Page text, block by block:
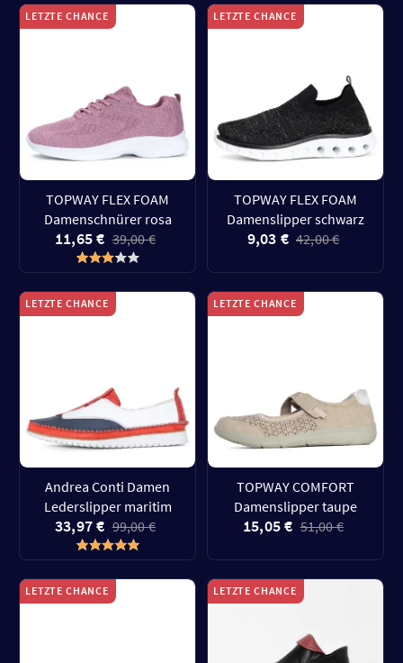
LETZTE CHANCE
TOPWAY FLEX FOAM
Damenschnürer rosa
11,65 € 39,00 €
LETZTE CHANCE
TOPWAY FLEX FOAM
Damenslipper schwarz
9,03 € 42,00 €
LETZTE CHANCE
Andrea Conti Damen
Lederslipper maritim
33,97 € 99,00 €
LETZTE CHANCE
TOPWAY COMFORT
Damenslipper taupe
15,05 € 51,00 €
LETZTE CHANCE LETZTE CHANCE